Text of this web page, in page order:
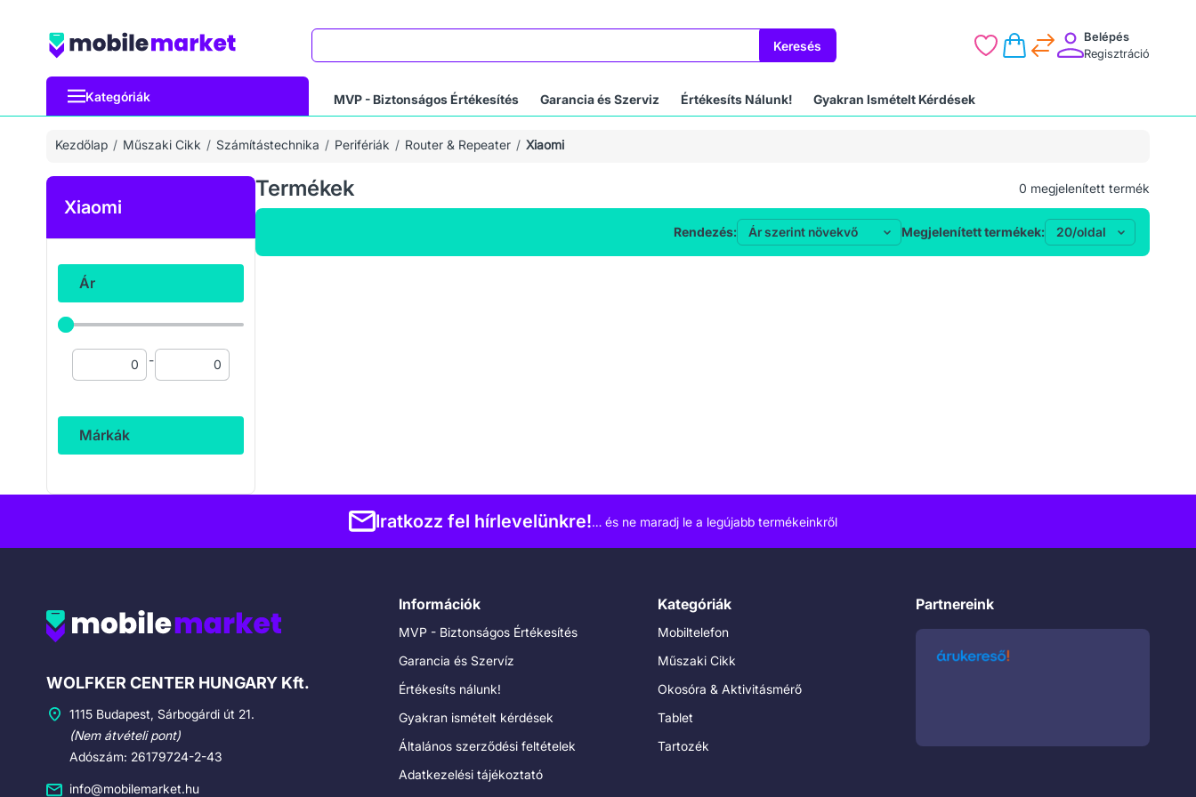
Keresés
Belépés
Regisztráció
Kategóriák MVP - Biztonságos Értékesítés Garancia és Szerviz Értékesíts Nálunk! Gyakran Ismételt Kérdések
Kezdőlap Műszaki Cikk Számítástechnika Perifériák Router & Repeater Xiaomi
Xiaomi
Ár
-
Márkák
Termékek 0 megjelenített termék
Rendezés: Megjelenített termékek:
Iratkozz fel hírlevelünkre!… és ne maradj le a legújabb termékeinkről
Cégadatok
WOLFKER CENTER HUNGARY Kft.
1115 Budapest, Sárbogárdi út 21.
(Nem átvételi pont)
Adószám: 26179724-2-43
info@mobilemarket.hu
Információk
MVP - Biztonságos Értékesítés
Garancia és Szervíz
Értékesíts nálunk!
Gyakran ismételt kérdések
Általános szerződési feltételek
Adatkezelési tájékoztató
Kategóriák
Mobiltelefon
Műszaki Cikk
Okosóra & Aktivitásmérő
Tablet
Tartozék
Partnereink